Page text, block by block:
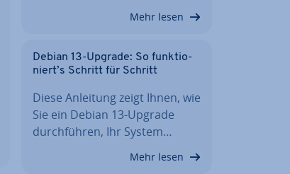
Mehr lesen
Debian 13-Upgrade: So funk­tio­
niert’s Schritt für Schritt
Diese Anleitung zeigt Ihnen, wie
Sie ein Debian 13-Upgrade
durch­füh­ren, Ihr System…
Mehr lesen